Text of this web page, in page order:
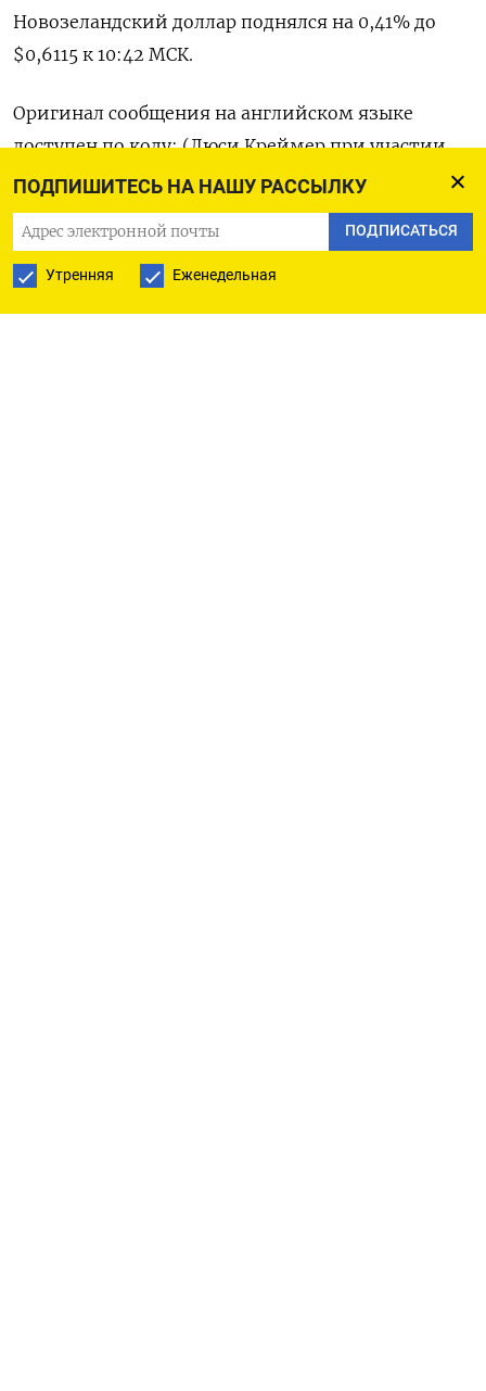
ПОДПИШИТЕСЬ НА НАШУ РАССЫЛКУ
ПОДПИСАТЬСЯ
Утренняя Еженедельная
Новозеландский доллар поднялся на 0,41% до
$0,6115​ к 10:42 МСК.
Оригинал сообщения на английском языке
доступен по коду: (Люси Креймер при участии
Стеллы Цю и Уэйна Коула в Сиднее)
ПОДПИСАТЬСЯ НА ТЕЛЕГРАМ